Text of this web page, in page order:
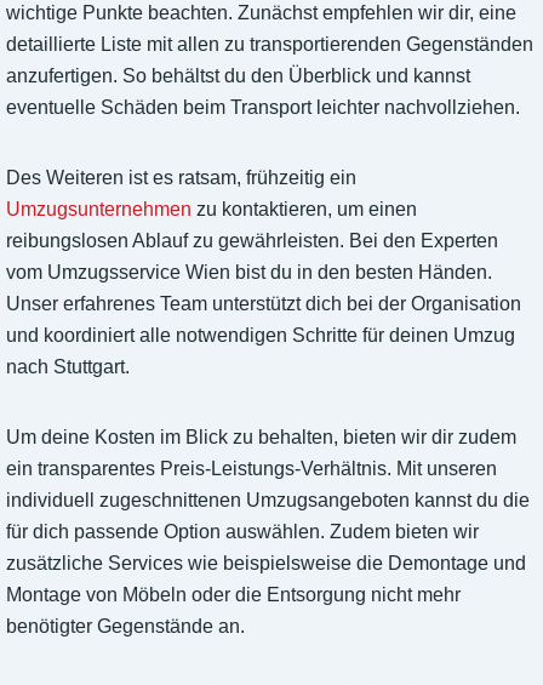
wichtige Punkte beachten. Zunächst empfehlen wir dir, eine
detaillierte Liste mit allen zu transportierenden Gegenständen
anzufertigen. So behältst du den Überblick und kannst
eventuelle Schäden beim Transport leichter nachvollziehen.
Des Weiteren ist es ratsam, frühzeitig ein
Umzugsunternehmen zu kontaktieren, um einen
reibungslosen Ablauf zu gewährleisten. Bei den Experten
vom Umzugsservice Wien bist du in den besten Händen.
Unser erfahrenes Team unterstützt dich bei der Organisation
und koordiniert alle notwendigen Schritte für deinen Umzug
nach Stuttgart.
Um deine Kosten im Blick zu behalten, bieten wir dir zudem
ein transparentes Preis-Leistungs-Verhältnis. Mit unseren
individuell zugeschnittenen Umzugsangeboten kannst du die
für dich passende Option auswählen. Zudem bieten wir
zusätzliche Services wie beispielsweise die Demontage und
Montage von Möbeln oder die Entsorgung nicht mehr
benötigter Gegenstände an.